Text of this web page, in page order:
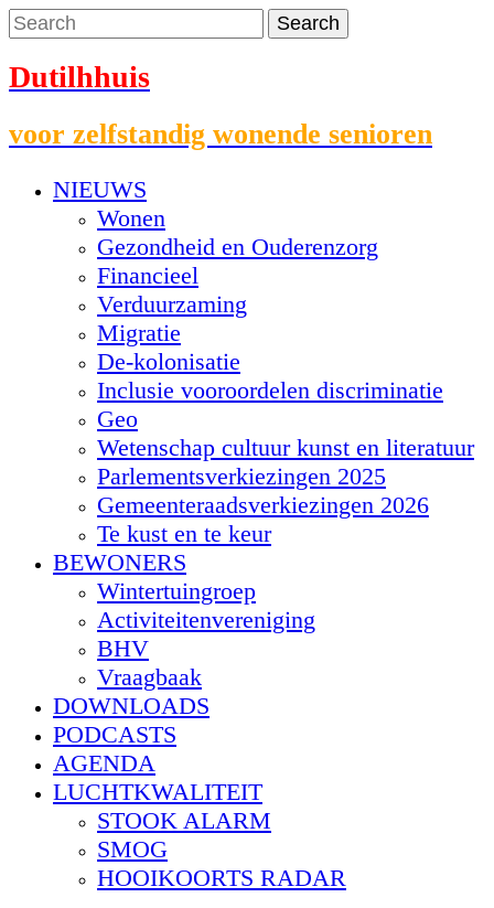
Dutilhhuis
voor zelfstandig wonende senioren
NIEUWS
Wonen
Gezondheid en Ouderenzorg
Financieel
Verduurzaming
Migratie
De-kolonisatie
Inclusie vooroordelen discriminatie
Geo
Wetenschap cultuur kunst en literatuur
Parlementsverkiezingen 2025
Gemeenteraadsverkiezingen 2026
Te kust en te keur
BEWONERS
Wintertuingroep
Activiteitenvereniging
BHV
Vraagbaak
DOWNLOADS
PODCASTS
AGENDA
LUCHTKWALITEIT
STOOK ALARM
SMOG
HOOIKOORTS RADAR